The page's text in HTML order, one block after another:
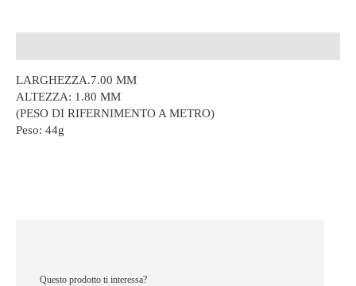
Questo prodotto ti interessa?
LARGHEZZA.7.00 MM
ALTEZZA: 1.80 MM
(PESO DI RIFERNIMENTO A METRO)
Peso: 44g